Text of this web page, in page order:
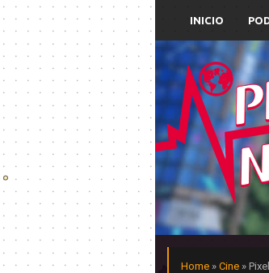
INICIO
Home » Cine »